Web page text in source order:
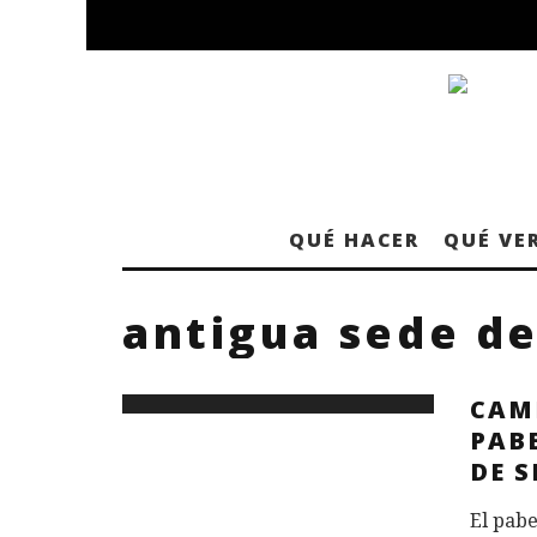
QUÉ HACER QUÉ
antigua sede de
DE
El